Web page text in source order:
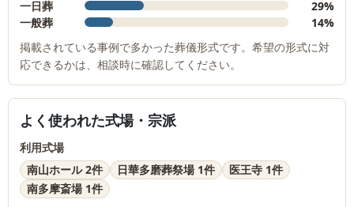
一日葬
29%
一般葬
14%
掲載されている事例で多かった葬儀形式です。希望の形式に対
応できるかは、相談時に確認してください。
よく使われた式場・宗派
利用式場
南山ホール 2件
日華多磨葬祭場 1件
医王寺 1件
南多摩斎場 1件